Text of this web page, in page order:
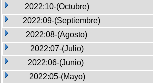
2022:10-(Octubre)
2022:09-(Septiembre)
2022:08-(Agosto)
2022:07-(Julio)
2022:06-(Junio)
2022:05-(Mayo)